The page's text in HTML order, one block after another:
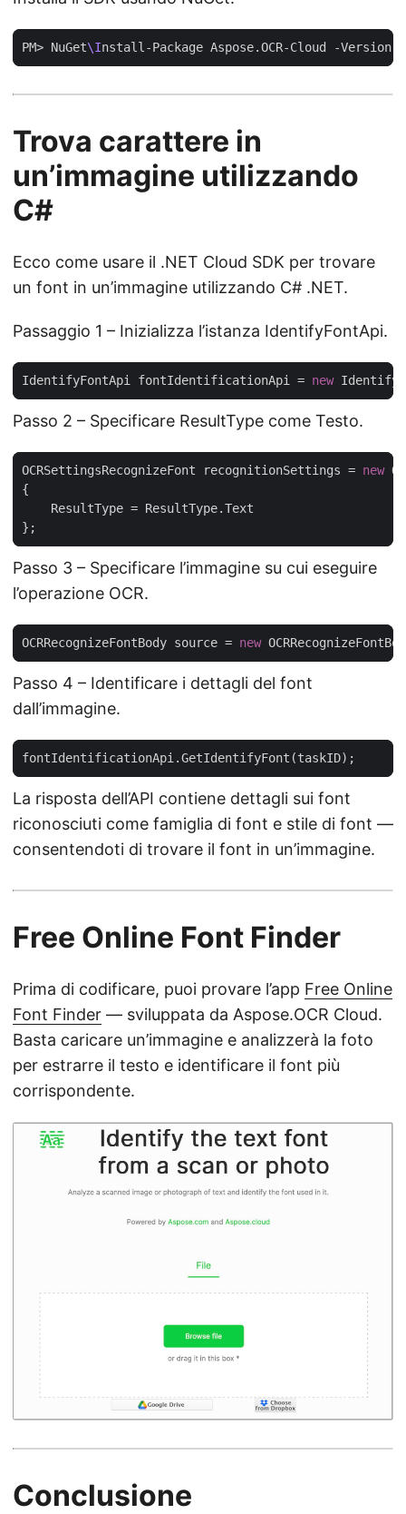
PM> NuGet\I
Trova carattere in
un’immagine utilizzando
C#
Ecco come usare il .NET Cloud SDK per trovare
un font in un’immagine utilizzando C# .NET.
Passaggio 1 – Inizializza l’istanza IdentifyFontApi.
IdentifyFontApi fontIdentificationApi = new
Passo 2 – Specificare ResultType come Testo.
OCRSettingsRecognizeFont recognitionSettings = new
Passo 3 – Specificare l’immagine su cui eseguire
l’operazione OCR.
OCRRecognizeFontBody source = new
Passo 4 – Identificare i dettagli del font
dall’immagine.
La risposta dell’API contiene dettagli sui font
riconosciuti come famiglia di font e stile di font —
consentendoti di trovare il font in un’immagine.
Free Online Font Finder
Prima di codificare, puoi provare l’app Free Online
Font Finder — sviluppata da Aspose.OCR Cloud.
Basta caricare un’immagine e analizzerà la foto
per estrarre il testo e identificare il font più
corrispondente.
Conclusione